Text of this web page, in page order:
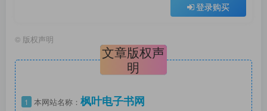
登录购买
© 版权声明
文章版权声
明
1 本网站名称： 枫叶电子书网